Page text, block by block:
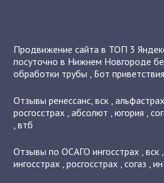
Продвижение сайта в ТОП 3
посуточно в Нижнем Новгороде
обработки трубы , Бот
Отзывыренессанс,вск ,
росгосстрах ,абсолют ,югория ,
,втб
Отзывы по ОСАГОингосстрах ,вск
ингосстрах ,росгосстрах ,согаз ,